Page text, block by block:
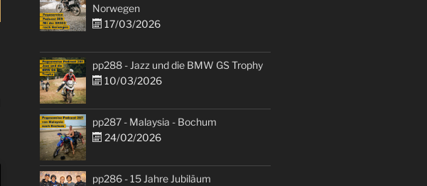
Norwegen
17/03/2026
pp288 - Jazz und die BMW GS Trophy
10/03/2026
pp287 - Malaysia - Bochum
24/02/2026
pp286 - 15 Jahre Jubiläum